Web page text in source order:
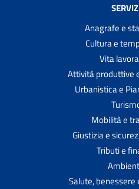
Anagrafe e
Cultura e
Vita
Attività produttive
Urbanistica e
Mobilità e
Giustizia e
Tributi e
Salute, benessere